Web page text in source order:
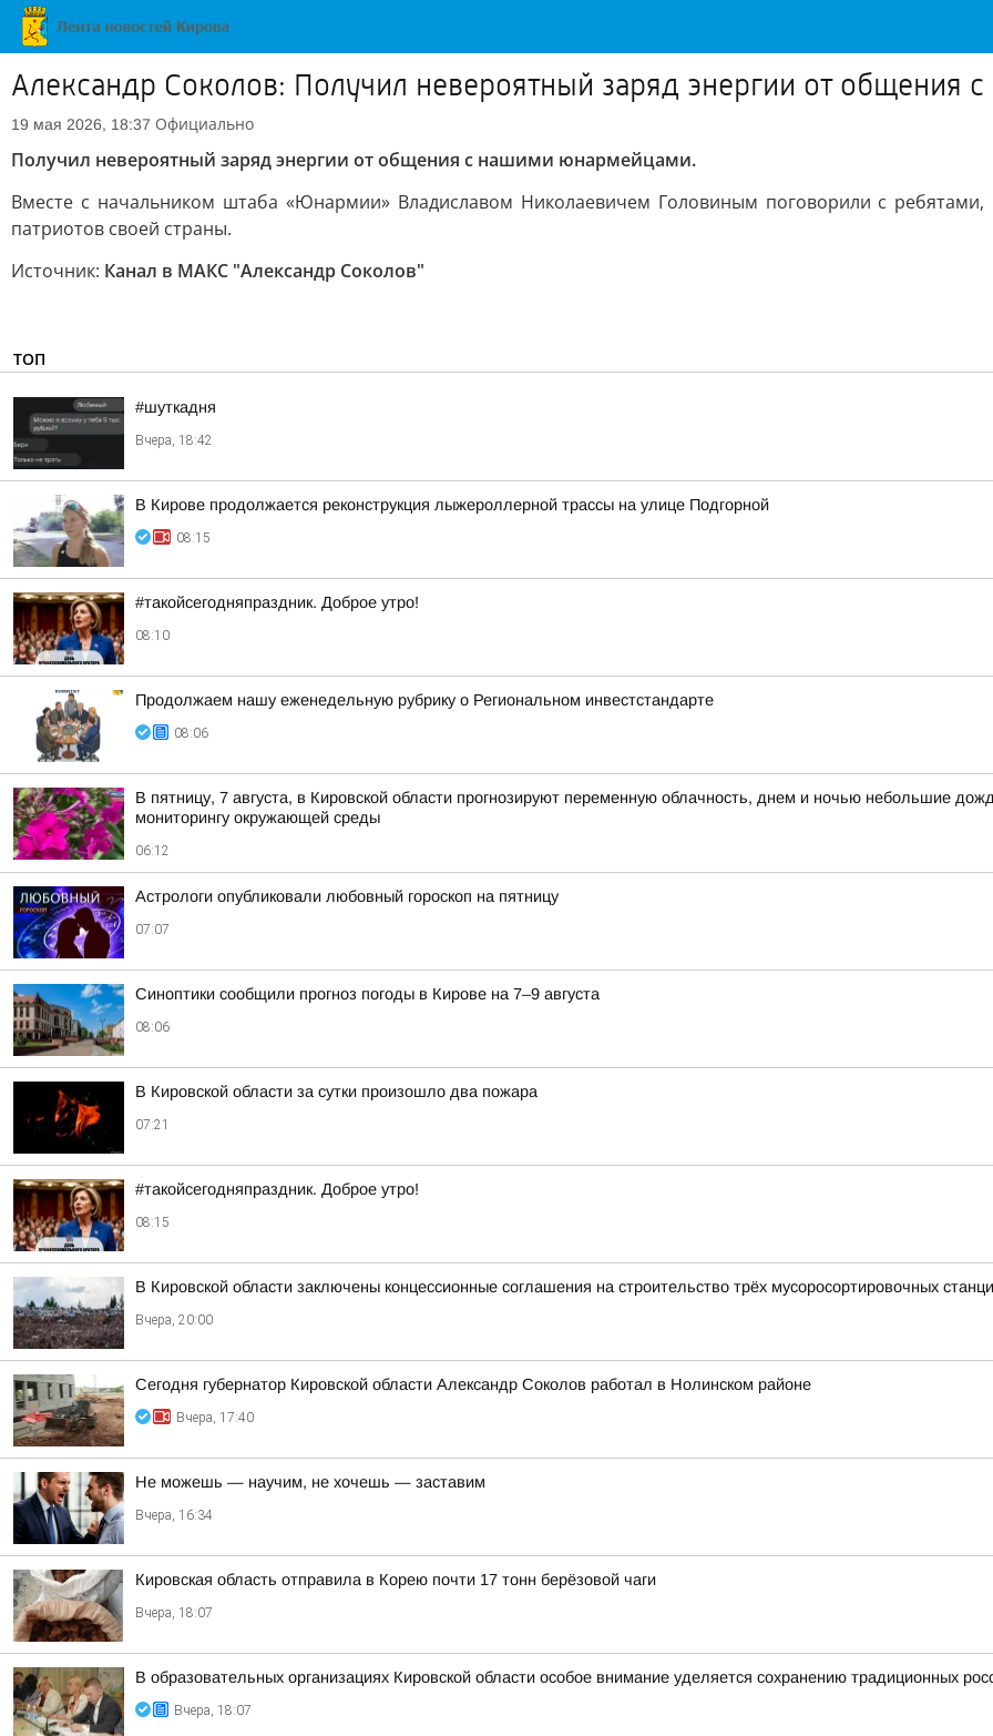
Александр Соколов: Получил невероятный заряд энергии от
19 мая 2026, 18:37 Официально
Получил невероятный заряд энергии от общения с нашими юнармейцами.
Вместе с начальником штаба «Юнармии» Владиславом Николаевичем Головиным поговорили с ребятами,
патриотов своей страны.
Источник: Канал в МАКС "Александр Соколов"
ТОП
#шуткадня
Вчера, 18:42
В Кирове продолжается реконструкция лыжероллерной трассы на улице Подгорной
08:15
#такойсегодняпраздник. Доброе утро!
08:10
Продолжаем нашу еженедельную рубрику о Региональном инвестстандарте
08:06
В пятницу, 7 августа, в Кировской области прогнозируют переменную облачность, днем и ночью небольшие
мониторингу окружающей среды
06:12
Астрологи опубликовали любовный гороскоп на пятницу
07:07
Синоптики сообщили прогноз погоды в Кирове на 7–9 августа
08:06
В Кировской области за сутки произошло два пожара
07:21
#такойсегодняпраздник. Доброе утро!
08:15
В Кировской области заключены концессионные соглашения на строительство трёх мусоросортировочных
Вчера, 20:00
Сегодня губернатор Кировской области Александр Соколов работал в Нолинском районе
Вчера, 17:40
Не можешь — научим, не хочешь — заставим
Вчера, 16:34
Кировская область отправила в Корею почти 17 тонн берёзовой чаги
Вчера, 18:07
В образовательных организациях Кировской области особое внимание уделяется сохранению традиционных
Вчера, 18:07